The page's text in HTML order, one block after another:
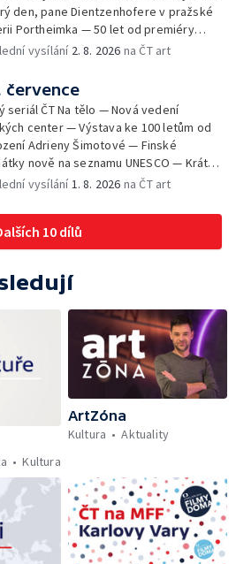
den, pane Dientzenhofere v pražské
Portheimka — 50 let od premiéry
Na samotě u lesa — Krátké zprávy z
vysílání 2. 8. 2026 na ČT art
července
seriál ČT Na tělo — Nová vedení
center — Výstava ke 100 letům od
Adrieny Šimotové — Finské
nově na seznamu UNESCO — Krátké
z kultury — Začíná Jiráskův Hronov —
vysílání1. 8. 2026 na ČT art
10 dílů
Kultura
ArtZóna
Kultura
Aktuality